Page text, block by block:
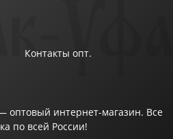
Контакты опт.
оптовый интернет-магазин. Все
по всей России!